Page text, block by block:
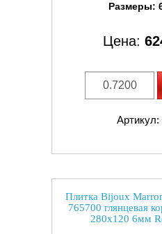
Размеры:
Цена:
Артикул:
Плитка Bijoux
765700 глянцевая
280x120 6мм